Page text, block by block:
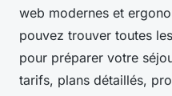
web modernes et
pouvez trouver toutes les
pour préparer votre
tarifs, plans détaillés,